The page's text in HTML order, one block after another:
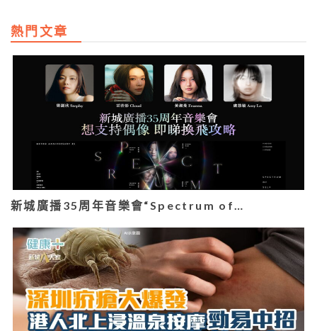
熱門文章
新城廣播35周年音樂會“Spectrum of…